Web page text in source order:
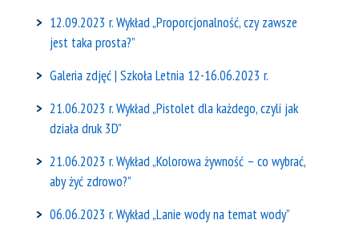
12.09.2023 r. Wykład „Proporcjonalność, czy zawsze
jest taka prosta?”
Galeria zdjęć | Szkoła Letnia 12-16.06.2023 r.
21.06.2023 r. Wykład „Pistolet dla każdego, czyli jak
działa druk 3D”
21.06.2023 r. Wykład „Kolorowa żywność – co wybrać,
aby żyć zdrowo?”
06.06.2023 r. Wykład „Lanie wody na temat wody”